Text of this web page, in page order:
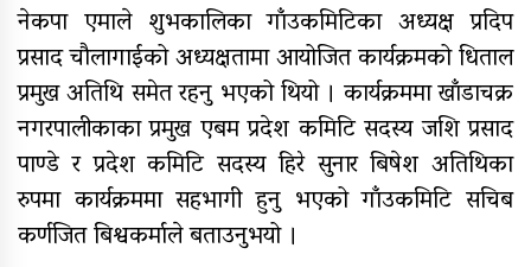
आजदेखि देशभर आर्थिक गणना सुरु हुँदै
एम्बुलेन्स दुर्घटना : दुईको मृत्यु,दुई
घाइते
नेकपा एमाले शुभकालिका गाँउकमिटिका अध्यक्ष प्रदिप
प्रसाद चौलागाईको अध्यक्षतामा आयोजित कार्यक्रमको धिताल
प्रमुख अतिथि समेत रहनु भएको थियो । कार्यक्रममा खाँडाचक्र
नगरपालीकाका प्रमुख एबम प्रदेश कमिटि सदस्य जशि प्रसाद
पाण्डे र प्रदेश कमिटि सदस्य हिरे सुनार बिषेश अतिथिका
रुपमा कार्यक्रममा सहभागी हुनु भएको गाँउकमिटि सचिब
कर्णजित बिश्वकर्माले बताउनुभयो ।